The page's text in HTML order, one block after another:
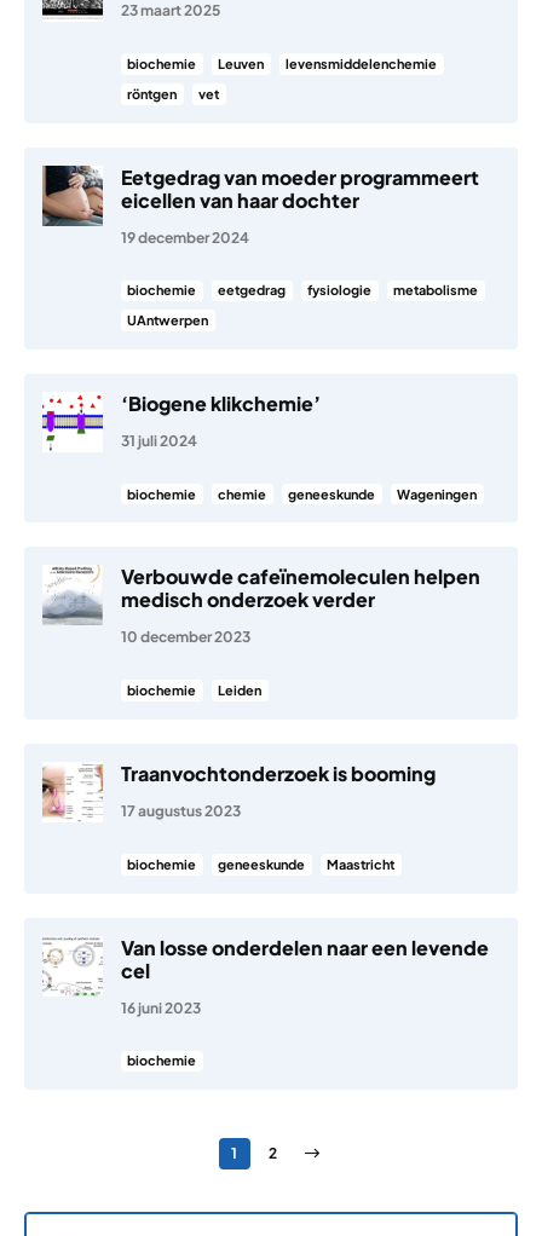
23 maart 2025
biochemie Leuven
levensmiddelenchemie
röntgen
vet
Eetgedrag van moeder programmeert
eicellen van haar dochter
19 december 2024
biochemie eetgedrag fysiologie
metabolisme
UAntwerpen
‘Biogene klikchemie’
31 juli 2024
biochemie chemie geneeskunde Wageningen
Verbouwde cafeïnemoleculen helpen
medisch onderzoek verder
10 december 2023
biochemie Leiden
Traanvochtonderzoek is booming
17 augustus 2023
biochemie geneeskunde Maastricht
Van losse onderdelen naar een levende
cel
16 juni 2023
biochemie
Berichten paginering
Pagina
1 Pagina
2 Volgende pagina